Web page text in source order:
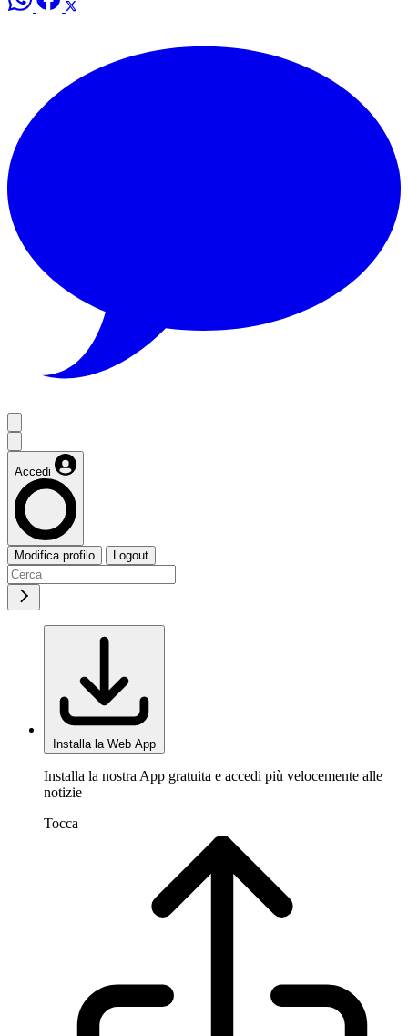
Accedi
Modifica profilo Logout
Installa la Web App
Installa la nostra App gratuita e accedi più velocemente alle
notizie
Tocca